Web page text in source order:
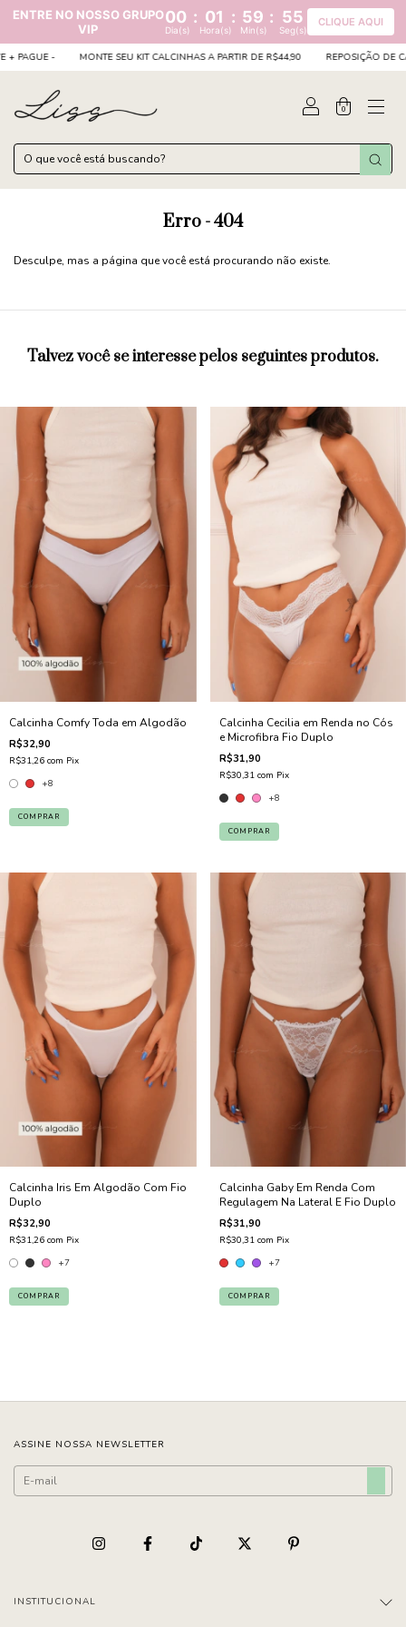
ENTRE NO NOSSO GRUPO
VIP
00 : 01 : 59 : 55
Dia(s) Hora(s) Min(s) Seg(s)
CLIQUE AQUI
- MONTE SEU KIT CALCINHAS A PARTIR DE R$44,90 REPOSIÇÃO DE
0
Erro - 404
Desculpe, mas a página que você está procurando não existe.
Talvez você se interesse pelos seguintes produtos.
Calcinha Comfy Toda em Algodão
R$32,90
R$31,26 com Pix
+8
COMPRAR
Calcinha Cecilia em Renda no Cós
e Microfibra Fio Duplo
R$31,90
R$30,31 com Pix
+8
COMPRAR
Calcinha Iris Em Algodão Com Fio
Duplo
R$32,90
R$31,26 com Pix
+7
COMPRAR
Calcinha Gaby Em Renda Com
Regulagem Na Lateral E Fio Duplo
R$31,90
R$30,31 com Pix
+7
COMPRAR
ASSINE NOSSA NEWSLETTER
INSTITUCIONAL